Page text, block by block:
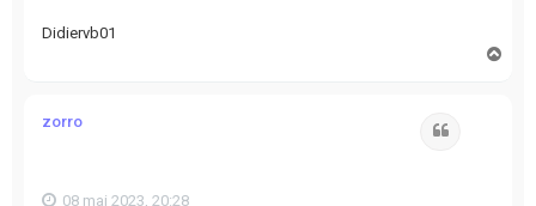
Didiervb01
zorro
08 mai 2023, 20:28